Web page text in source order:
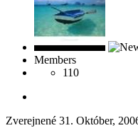
Members
110
Zverejnené 31. Október,